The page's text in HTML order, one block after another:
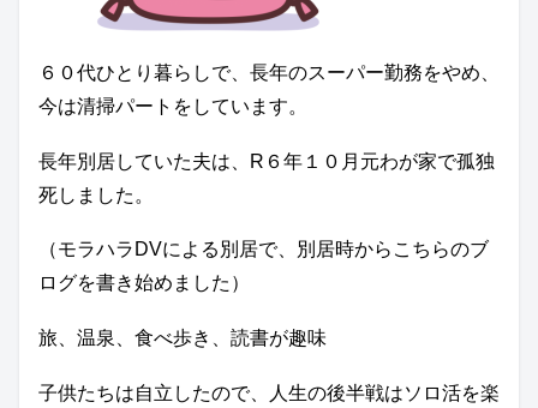
６０代ひとり暮らしで、長年のスーパー勤務をやめ、
今は清掃パートをしています。
長年別居していた夫は、R６年１０月元わが家で孤独
死しました。
（モラハラDVによる別居で、別居時からこちらのブ
ログを書き始めました）
旅、温泉、食べ歩き、読書が趣味
子供たちは自立したので、人生の後半戦はソロ活を楽